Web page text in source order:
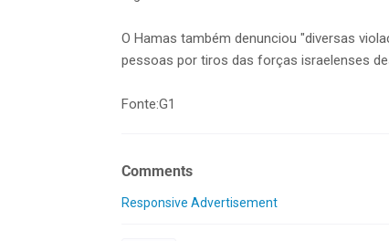
O Hamas também denunciou "diversas
pessoas por tiros das forças israelenses
Fonte:G1
Comments
Responsive Advertisement